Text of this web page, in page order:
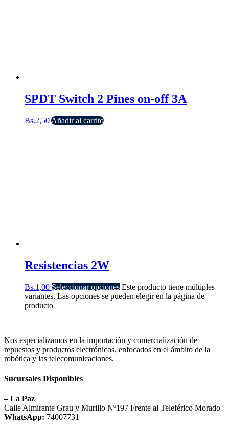
SPDT Switch 2 Pines on-off 3A
Bs.2,50Añadir al carrito
Resistencias 2W
Bs.1,00 Seleccionar opciones Este producto tiene múltiples
variantes. Las opciones se pueden elegir en la página de
producto
Nos especializamos en la importación y comercialización de
repuestos y productos electrónicos, enfocados en el ámbito de la
robótica y las telecomunicaciones.
Sucursales Disponibles
– La Paz
Calle Almirante Grau y Murillo Nº197 Frente al Teleférico Morado
WhatsApp: 74007731